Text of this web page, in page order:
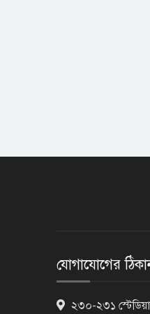
যোগাযোগের
২৩০-২৩১